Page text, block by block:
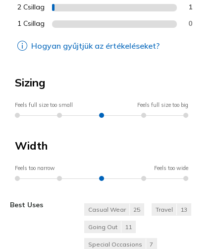
2 Csillag 1
1 Csillag 0
Hogyan gyűjtjük az értékeléseket?
Sizing
Feels full size too small Feels full size too big
Width
Feels too narrow Feels too wide
Best Uses
Casual Wear 25 Travel 13
Going Out 11
Special Occasions 7